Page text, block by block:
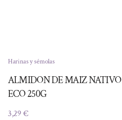
Harinas y sémolas
ALMIDON DE MAIZ NATIVO
ECO 250G
3,29€